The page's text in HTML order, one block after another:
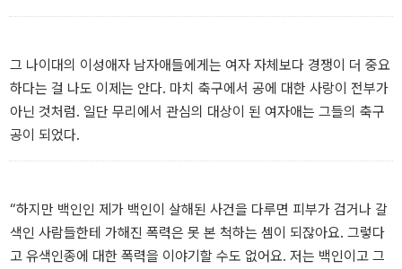
그 나이대의 이성애자 남자애들에게는 여자 자체보다 경쟁이 더 중요
하다는 걸 나도 이제는 안다. 마치 축구에서 공에 대한 사랑이 전부가
아닌 것처럼. 일단 무리에서 관심의 대상이 된 여자애는 그들의 축구
공이 되었다.
“하지만 백인인 제가 백인이 살해된 사건을 다루면 피부가 검거나 갈
색인 사람들한테 가해진 폭력은 못 본 척하는 셈이 되잖아요. 그렇다
고 유색인종에 대한 폭력을 이야기할 수도 없어요. 저는 백인이고 그